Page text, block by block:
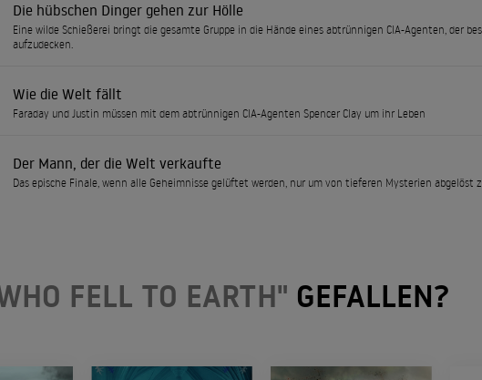
Die hübschen Dinger gehen zur Hölle
Eine wilde Schießerei bringt die gesamte Gruppe in die Hände eines abtrünnigen CIA-Agenten, der
aufzudecken.
Wie die Welt fällt
Faraday und Justin müssen mit dem abtrünnigen CIA-Agenten Spencer Clay um ihr Leben
Der Mann, der die Welt verkaufte
Das epische Finale, wenn alle Geheimnisse gelüftet werden, nur um von tieferen Mysterien abgelöst
FELL TO EARTH" GEFALLEN?